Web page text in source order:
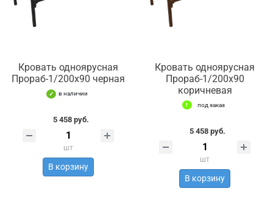
Кровать одноярусная
Прораб-1/200х90 черная
в наличии
5 458 руб.
шт
В корзину
Кровать одноярусная
Прораб-1/200х90
коричневая
под заказ
5 458 руб.
шт
В корзину